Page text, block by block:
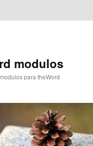
modulos
para theWord